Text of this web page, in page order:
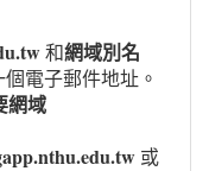
和網域別名
電子郵件地址。
網域
或